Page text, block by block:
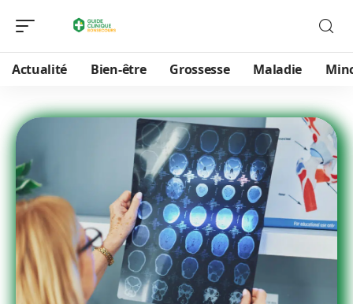
Actualité Bien-être Grossesse Maladie